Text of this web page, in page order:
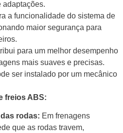
adaptações.
a funcionalidade do sistema de
maior segurança para
para um melhor desempenho
mais suaves e precisas.
ser instalado por um mecânico
freios ABS:
rodas: Em frenagens
que as rodas travem,